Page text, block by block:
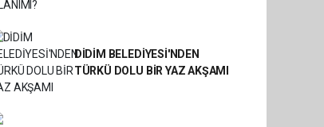
DİDİM BELEDİYESİ'NDEN
TÜRKÜ DOLU BİR YAZ AKŞAMI